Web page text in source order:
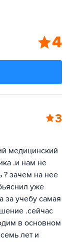
4
3
медицинский
.и нам не
? зачем на нее
уже
за учебу самая
.сейчас
в основном
семь лет и